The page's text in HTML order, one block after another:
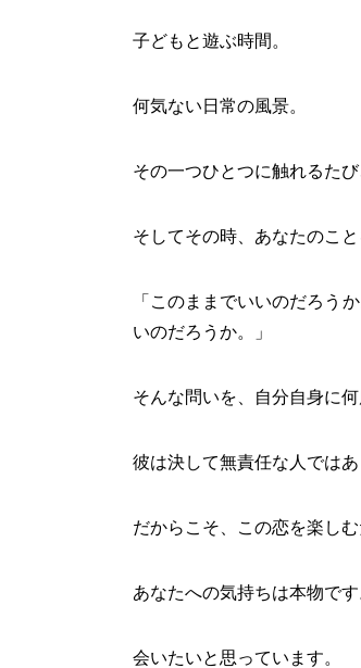
子どもと遊ぶ時間。
何気ない日常の風景。
その一つひとつに触れるた
そしてその時、あなたのこ
「このままでいいのだろう
いのだろうか。」
そんな問いを、自分自身に
彼は決して無責任な人ではあ
だからこそ、この恋を楽し
あなたへの気持ちは本物です
会いたいと思っています。